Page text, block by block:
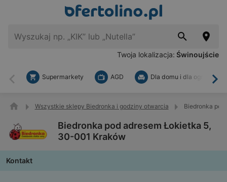
Twoja lokalizacja: Świnoujście
Wstecz
Supermarkety AGD Dla domu i dla ogrodu
Wszystkie sklepy Biedronka i godziny otwarcia Biedronka
Biedronka pod adresem Łokietka 5,
30-001 Kraków
Kontakt